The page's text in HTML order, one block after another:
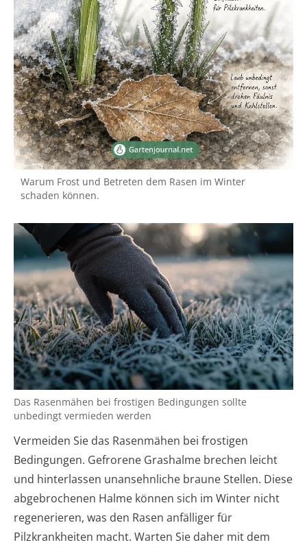
Warum Frost und Betreten dem Rasen im Winter
schaden können.
Das Rasenmähen bei frostigen Bedingungen sollte
unbedingt vermieden werden
Vermeiden Sie das Rasenmähen bei frostigen
Bedingungen. Gefrorene Grashalme brechen leicht
und hinterlassen unansehnliche braune Stellen. Diese
abgebrochenen Halme können sich im Winter nicht
regenerieren, was den Rasen anfälliger für
Pilzkrankheiten macht. Warten Sie daher mit dem